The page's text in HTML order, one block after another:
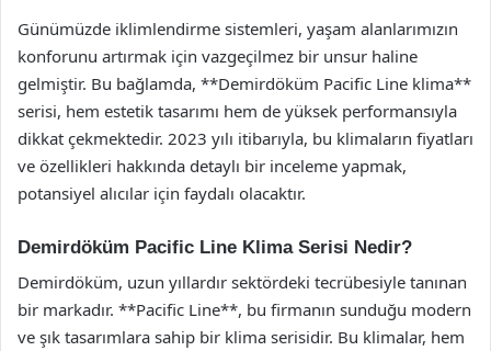
Günümüzde iklimlendirme sistemleri, yaşam alanlarımızın
konforunu artırmak için vazgeçilmez bir unsur haline
gelmiştir. Bu bağlamda, **Demirdöküm Pacific Line klima**
serisi, hem estetik tasarımı hem de yüksek performansıyla
dikkat çekmektedir. 2023 yılı itibarıyla, bu klimaların fiyatları
ve özellikleri hakkında detaylı bir inceleme yapmak,
potansiyel alıcılar için faydalı olacaktır.
Demirdöküm Pacific Line Klima Serisi Nedir?
Demirdöküm, uzun yıllardır sektördeki tecrübesiyle tanınan
bir markadır. **Pacific Line**, bu firmanın sunduğu modern
ve şık tasarımlara sahip bir klima serisidir. Bu klimalar, hem